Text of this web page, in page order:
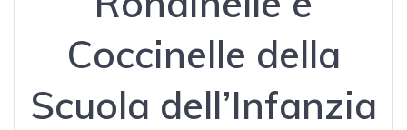
Coccinelle della
Scuola dell’Infanzia